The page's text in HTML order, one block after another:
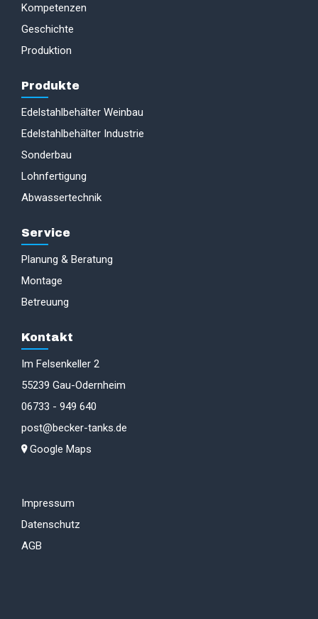
Kompetenzen
Geschichte
Produktion
Produkte
Edelstahlbehälter Weinbau
Edelstahlbehälter Industrie
Sonderbau
Lohnfertigung
Abwassertechnik
Service
Planung & Beratung
Montage
Betreuung
Kontakt
Im Felsenkeller 2
55239 Gau-Odernheim
06733 - 949 640
post@becker-tanks.de
Google Maps
Impressum
Datenschutz
AGB